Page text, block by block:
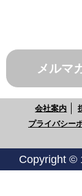
メルマ
会社案内
プライバシー
Copyright ©